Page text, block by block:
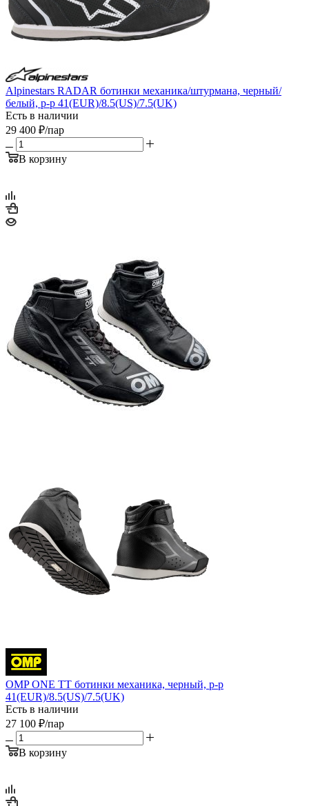
Alpinestars RADAR ботинки механика/штурмана, черный/
белый, р-р 41(EUR)/8.5(US)/7.5(UK)
Есть в наличии
29 400 ₽/пар
В корзину
OMP ONE TT ботинки механика, черный, р-р
41(EUR)/8.5(US)/7.5(UK)
Есть в наличии
27 100 ₽/пар
В корзину